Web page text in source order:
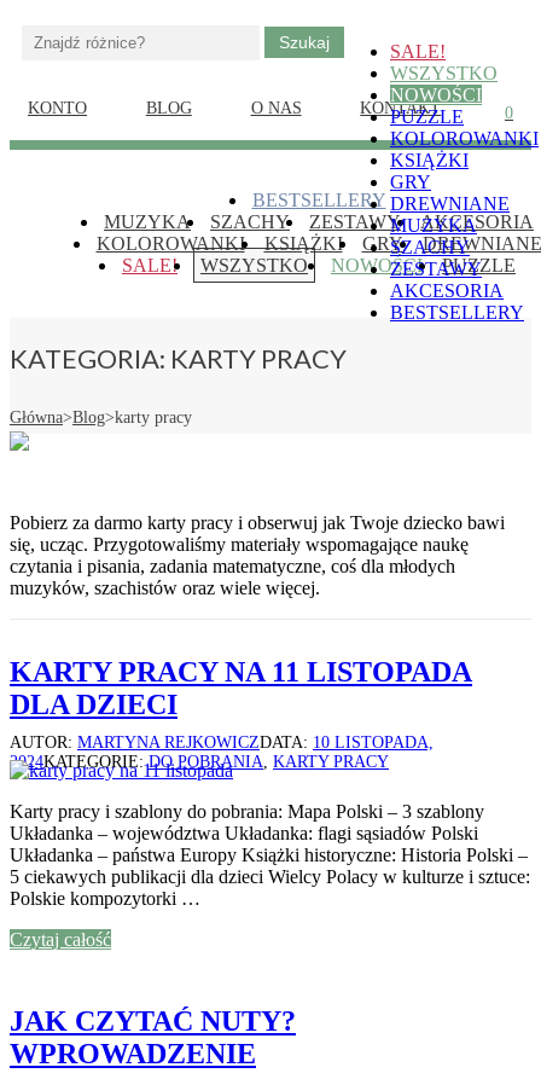
KONTO BLOG O NAS KONTAKT 0
Skip
edukacja-
dzieci.pl
Gry, puzzle i książki ze
sztuką dla dzieci
SALE!
WSZYSTKO
NOWOŚCI
PUZZLE
KOLOROWANKI
KSIĄŻKI
GRY
DREWNIANE
MUZYKA
SZACHY
ZESTAWY
AKCESORIA
BESTSELLERY
edukacja-dzieci.pl
Gry, puzzle i książki ze sztuką dla dzieci
SALE! WSZYSTKO NOWOŚCI PUZZLE
KOLOROWANKI KSIĄŻKI GRY DREWNIANE
MUZYKA SZACHY ZESTAWY AKCESORIA
BESTSELLERY
KATEGORIA: KARTY PRACY
Główna>Blog>karty pracy
Pobierz za darmo karty pracy i obserwuj jak Twoje dziecko bawi
się, ucząc. Przygotowaliśmy materiały wspomagające naukę
czytania i pisania, zadania matematyczne, coś dla młodych
muzyków, szachistów oraz wiele więcej.
KARTY PRACY NA 11 LISTOPADA
DLA DZIECI
AUTOR: MARTYNA REJKOWICZDATA: 10 LISTOPADA,
2024KATEGORIE:DO POBRANIA, KARTY PRACY
Karty pracy i szablony do pobrania: Mapa Polski – 3 szablony
Układanka – województwa Układanka: flagi sąsiadów Polski
Układanka – państwa Europy Książki historyczne: Historia Polski –
5 ciekawych publikacji dla dzieci Wielcy Polacy w kulturze i sztuce:
Polskie kompozytorki …
Czytaj całość
JAK CZYTAĆ NUTY?
WPROWADZENIE